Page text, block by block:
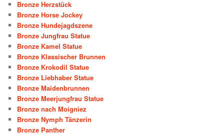
Bronze Herzstück
Bronze Horse Jockey
Bronze Hundejagdszene
Bronze Jungfrau Statue
Bronze Kamel Statue
Bronze Klassischer Brunnen
Bronze Krokodil Statue
Bronze Liebhaber Statue
Bronze Maidenbrunnen
Bronze Meerjungfrau Statue
Bronze nach Moigniez
Bronze Nymph Tänzerin
Bronze Panther